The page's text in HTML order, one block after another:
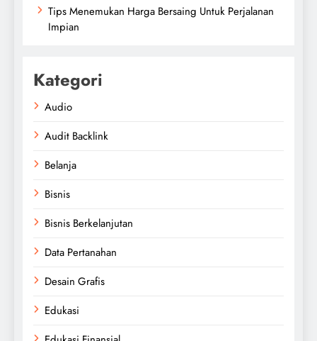
Tips Menemukan Harga Bersaing Untuk Perjalanan
Impian
Kategori
Audio
Audit Backlink
Belanja
Bisnis
Bisnis Berkelanjutan
Data Pertanahan
Desain Grafis
Edukasi